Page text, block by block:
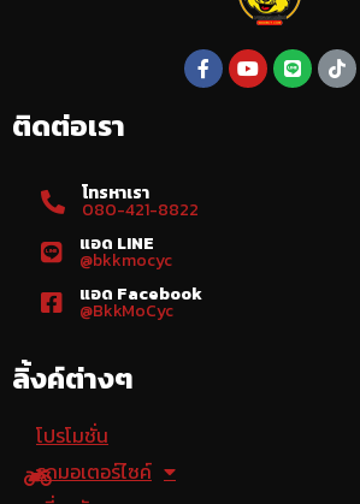
ติดต่อเรา
โทรหาเรา
080-421-8822
แอด LINE
@bkkmocyc
แอด Facebook
@BkkMoCyc
ลิ้งค์ต่างๆ
โปรโมชั่น
รถมอเตอร์ไซค์